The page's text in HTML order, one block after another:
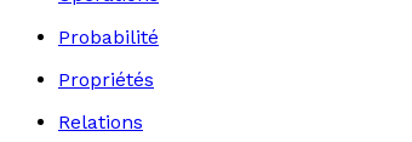
Probabilité
Propriétés
Relations